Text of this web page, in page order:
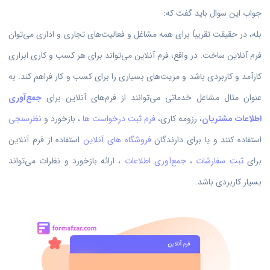
جواب این سوال باید گفت که:
بله، در حقیقت تقریباً برای همه مشاغل و فعالیت‌های تجاری و اداری می‌توان
فرم آنلاین ساخت. در واقع، فرم آنلاین می‌تواند برای هر کسب و کاری ابزاری
کارآمد و کاربردی باشد و مزیت‌های بسیاری را برای کسب و کار فراهم کند. به
عنوان مثال مشاغل خدماتی می‌توانند از فرم‌های آنلاین برای جمع‌آوری
اطلاعات مشتریان، رزومه کاری، فرم ثبت درخواست ها، بازخورد و نظرسنجی
استفاده کنند و یا برای دارندگانفروشگاه های آنلاین استفاده از فرم آنلاین
برایثبت سفارشات ،جمع‌آوری اطلاعات ، ارائه بازخورد و نظرات می‌تواند
بسیار کاربردی باشد.